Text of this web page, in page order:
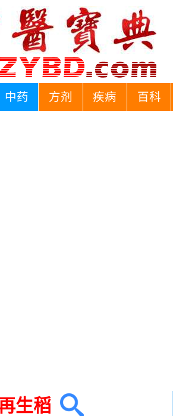
中药 方剂 疾病 百科
生稻